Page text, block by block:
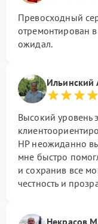
Превосходный
отремонтирован
ожидал.
Ильинский
Высокий уровень
HP неожиданно
мне быстро
и сохранив все
честность и
Некрасов